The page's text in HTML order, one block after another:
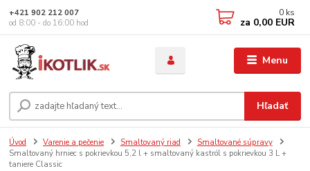
Menu
Hľadať
+421 902 212 007
od 8:00 - do 16:00 hod
0 ks
za 0,00 EUR
Úvod Varenie a pečenie Smaltovaný riad
Smaltované súpravy
Smaltovaný hrniec s pokrievkou 5,2 l + smaltovaný kastról s pokrievkou 3 L +
taniere Classic